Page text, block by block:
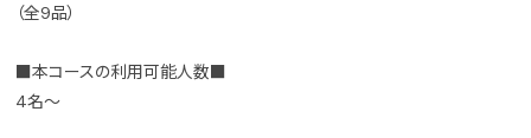
（全9品）
■本コースの利用可能人数■
4名～